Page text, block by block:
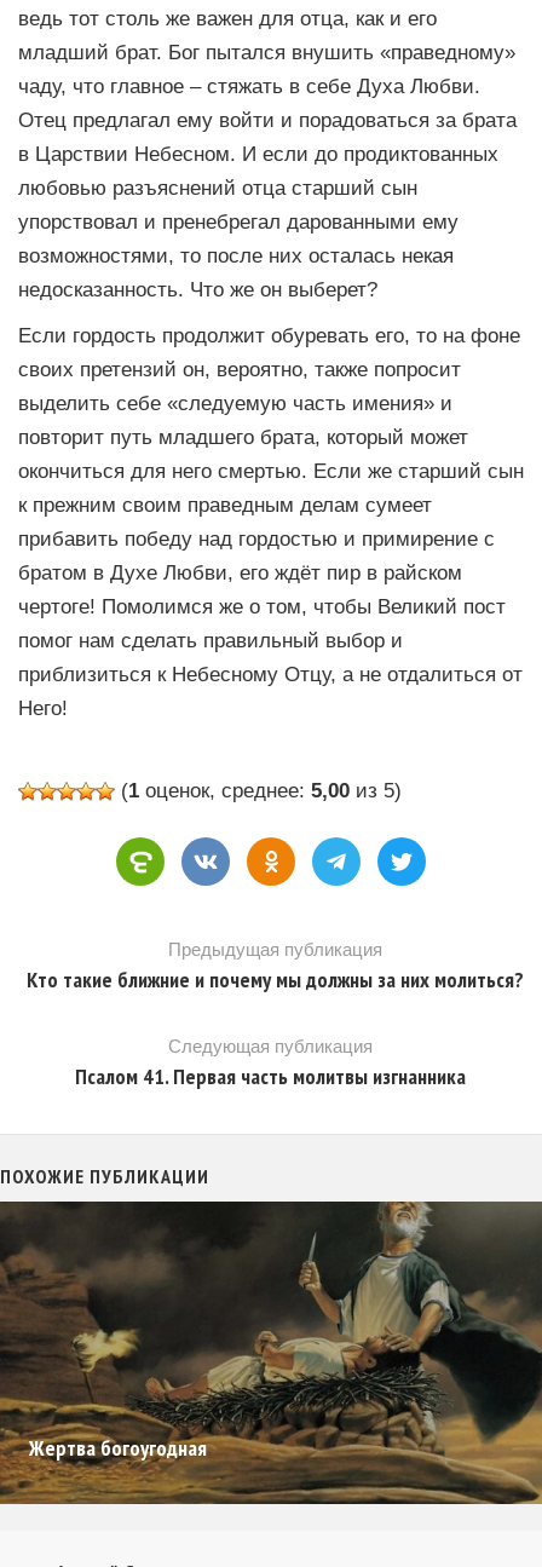
ведь тот столь же важен для отца, как и его
младший брат. Бог пытался внушить «праведному»
чаду, что главное – стяжать в себе Духа Любви.
Отец предлагал ему войти и порадоваться за брата
в Царствии Небесном. И если до продиктованных
любовью разъяснений отца старший сын
упорствовал и пренебрегал дарованными ему
возможностями, то после них осталась некая
недосказанность. Что же он выберет?
Если гордость продолжит обуревать его, то на фоне
своих претензий он, вероятно, также попросит
выделить себе «следуемую часть имения» и
повторит путь младшего брата, который может
окончиться для него смертью. Если же старший сын
к прежним своим праведным делам сумеет
прибавить победу над гордостью и примирение с
братом в Духе Любви, его ждёт пир в райском
чертоге! Помолимся же о том, чтобы Великий пост
помог нам сделать правильный выбор и
приблизиться к Небесному Отцу, а не отдалиться от
Него!
(1 оценок, среднее: 5,00 из 5)
Предыдущая публикация
Кто такие ближние и почему мы должны за них молиться?
Следующая публикация
Псалом 41. Первая часть молитвы изгнанника
ПОХОЖИЕ ПУБЛИКАЦИИ
Жертва богоугодная